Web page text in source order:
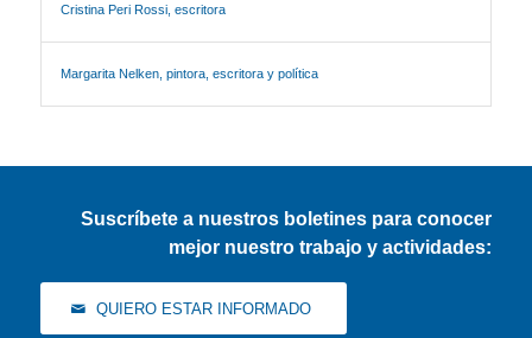
Cristina Peri Rossi, escritora
Margarita Nelken, pintora, escritora y política
Suscríbete a nuestros boletines para conocer
mejor nuestro trabajo y actividades:
QUIERO ESTAR INFORMADO